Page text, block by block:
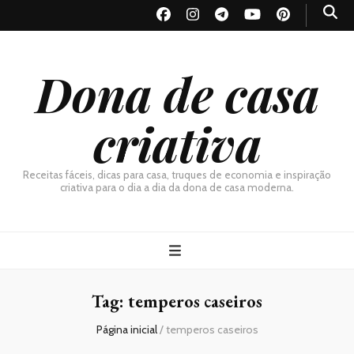
Dona de casa
criativa
Receitas fáceis, dicas para casa, truques de economia e inspiração
criativa para o dia a dia da dona de casa moderna.
Tag: temperos caseiros
Página inicial/temperos caseiros